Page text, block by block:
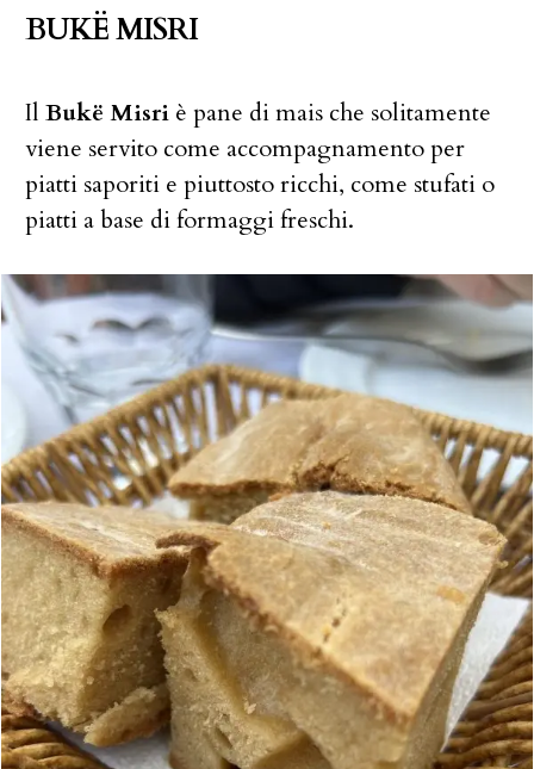
BUKË MISRI
Il Bukë Misri è pane di mais che solitamente
viene servito come accompagnamento per
piatti saporiti e piuttosto ricchi, come stufati o
piatti a base di formaggi freschi.